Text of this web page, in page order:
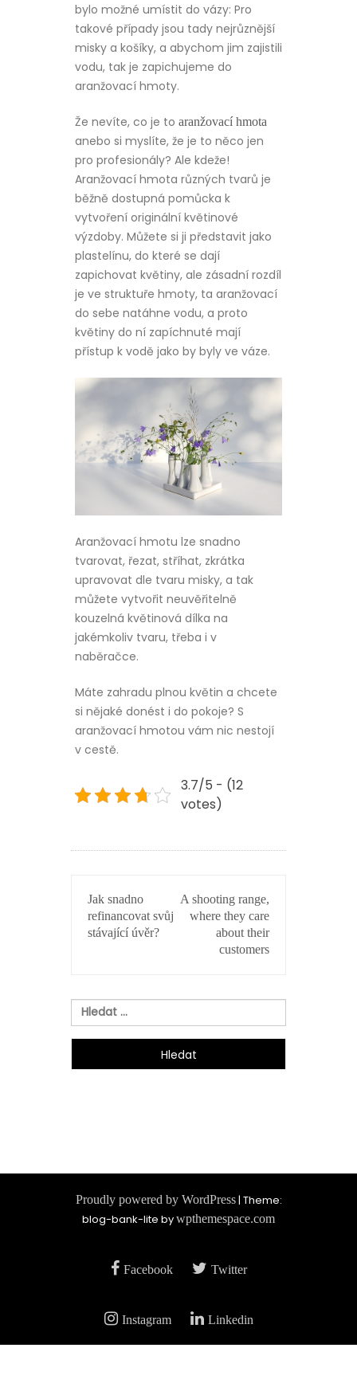
bylo možné umístit do vázy: Pro
takové případy jsou tady nejrůznější
misky a košíky, a abychom jim zajistili
vodu, tak je zapichujeme do
aranžovací hmoty.
Že nevíte, co je to aranžovací hmota
anebo si myslíte, že je to něco jen
pro profesionály? Ale kdeže!
Aranžovací hmota různých tvarů je
běžně dostupná pomůcka k
vytvoření originální květinové
výzdoby. Můžete si ji představit jako
plastelínu, do které se dají
zapichovat květiny, ale zásadní rozdíl
je ve struktuře hmoty, ta aranžovací
do sebe natáhne vodu, a proto
květiny do ní zapíchnuté mají
přístup k vodě jako by byly ve váze.
Aranžovací hmotu lze snadno
tvarovat, řezat, stříhat, zkrátka
upravovat dle tvaru misky, a tak
můžete vytvořit neuvěřitelně
kouzelná květinová dílka na
jakémkoliv tvaru, třeba i v
naběračce.
Máte zahradu plnou květin a chcete
si nějaké donést i do pokoje? S
aranžovací hmotou vám nic nestojí
v cestě.
3.7/5 - (12
votes)
PRO
PŘÍSPĚVEK
Jak snadno
refinancovat svůj
stávající úvěr?
A shooting range,
where they care
about their
customers
Vyhledávání
Proudly powered by WordPress | Theme:
blog-bank-lite bywpthemespace.com
Facebook Twitter
Instagram Linkedin